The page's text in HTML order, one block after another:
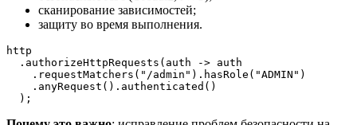
сканирование зависимостей;
защиту во время выполнения.
http
  );